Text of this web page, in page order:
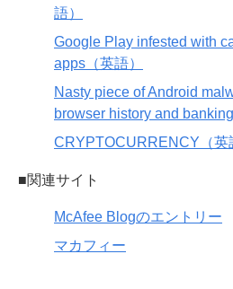
語）
Google Play infested with
apps（英語）
Nasty piece of Android
browser history and
CRYPTOCURRENCY（英
■関連サイト
McAfee Blogのエントリー
マカフィー